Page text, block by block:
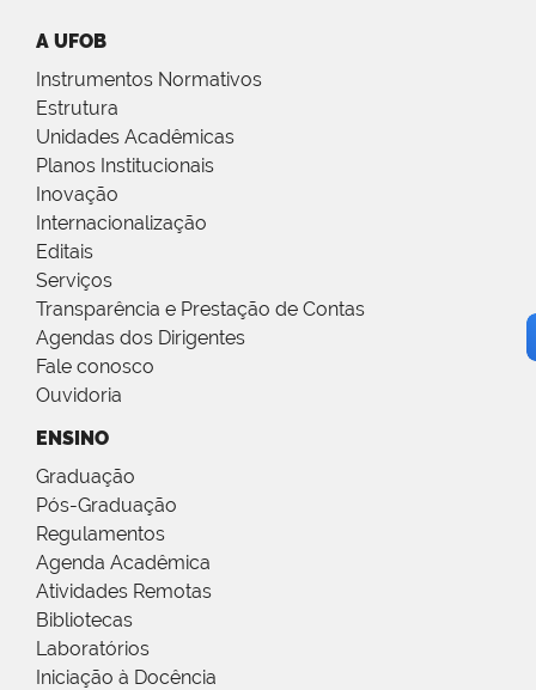
A UFOB
Instrumentos Normativos
Estrutura
Unidades Acadêmicas
Planos Institucionais
Inovação
Internacionalização
Editais
Serviços
Transparência e Prestação de Contas
Agendas dos Dirigentes
Fale conosco
Ouvidoria
ENSINO
Graduação
Pós-Graduação
Regulamentos
Agenda Acadêmica
Atividades Remotas
Bibliotecas
Laboratórios
Iniciação à Docência